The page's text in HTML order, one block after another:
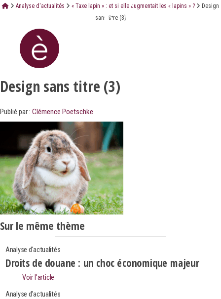
Analyse d'actualités « Taxe lapin » : et si elle augmentait les « lapins » ?
Design
sans titre (3)
Design sans titre (3)
Publié par : Clémence Poetschke
Sur le même thème
Analyse d'actualités
Droits de douane : un choc économique majeur
Voir l’article
Analyse d'actualités